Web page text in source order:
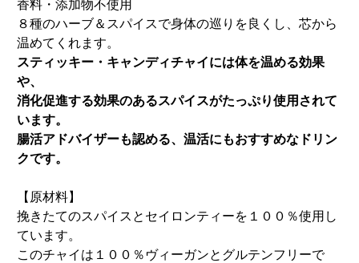
香料・添加物不使用
８種のハーブ＆スパイスで身体の巡りを良くし、芯から
温めてくれます。
スティッキー・キャンディチャイには体を温める効果
や、
消化促進する効果のあるスパイスがたっぷり使用されて
います。
腸活アドバイザーも認める、温活にもおすすめなドリン
クです。
【原材料】
挽きたてのスパイスとセイロンティーを１００％使用し
ています。
このチャイは１００％ヴィーガンとグルテンフリーで